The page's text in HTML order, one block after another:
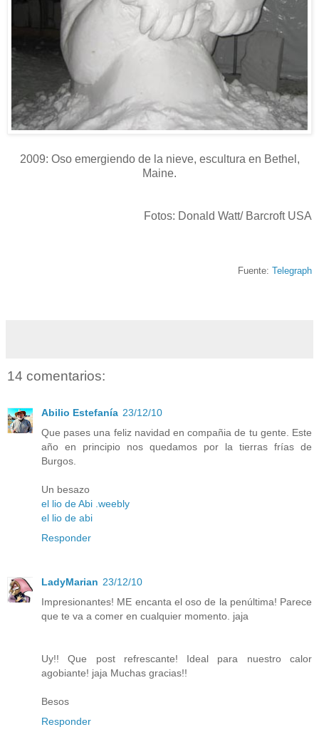
2009: Oso emergiendo de la nieve, escultura en Bethel,
Maine.
Fotos: Donald Watt/ Barcroft USA
Fuente: Telegraph
14 comentarios:
Abilio Estefanía 23/12/10
Que pases una feliz navidad en compañia de tu gente. Este
año en principio nos quedamos por la tierras frías de
Burgos.
Un besazo
el lio de Abi .weebly
el lio de abi
Responder
LadyMarian 23/12/10
Impresionantes! ME encanta el oso de la penúltima! Parece
que te va a comer en cualquier momento. jaja
Uy!! Que post refrescante! Ideal para nuestro calor
agobiante! jaja Muchas gracias!!
Besos
Responder